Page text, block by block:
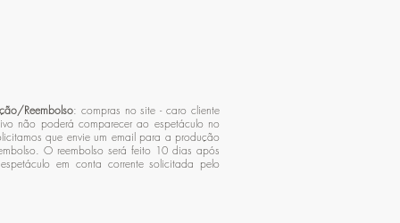
Reembolso: compras no site - caro cliente
não poderá comparecer ao espetáculo no
que envie um email para a produção
O reembolso será feito 10 dias após
em conta corrente solicitada pelo